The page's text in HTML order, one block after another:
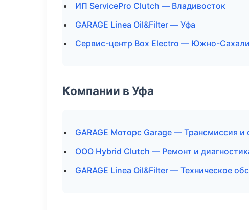
ИП ServicePro Clutch — Владивосток
GARAGE Linea Oil&Filter — Уфа
Сервис-центр Box Electro — Южно-
Компании в Уфа
GARAGE Моторс Garage — Трансмиссия и
ООО Hybrid Clutch — Ремонт и
GARAGE Linea Oil&Filter — Техническое